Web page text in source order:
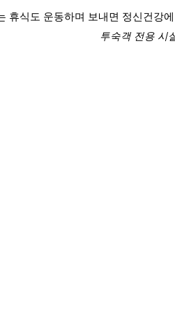
휴식도 운동하며 보내면 정신건강
투숙객 전용 시